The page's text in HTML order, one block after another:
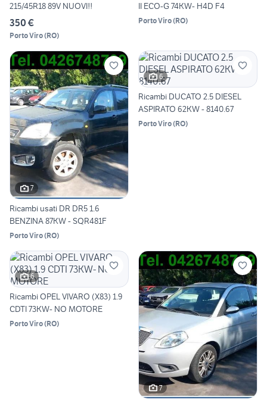
215/45R18 89V NUOVI!!
350 €
Porto Viro(RO)
II ECO-G 74KW- H4D F4
Porto Viro(RO)
7
Ricambi usati DR DR5 1.6
BENZINA 87KW - SQR481F
Porto Viro(RO)
6
Ricambi DUCATO 2.5 DIESEL
ASPIRATO 62KW - 8140.67
Porto Viro(RO)
6
Ricambi OPEL VIVARO (X83) 1.9
CDTI 73KW- NO MOTORE
Porto Viro(RO)
7